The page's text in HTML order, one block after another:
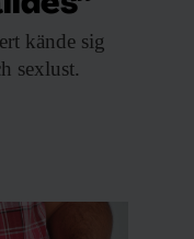
kände sig
sexlust.